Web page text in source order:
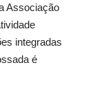
Associação
integradas
é